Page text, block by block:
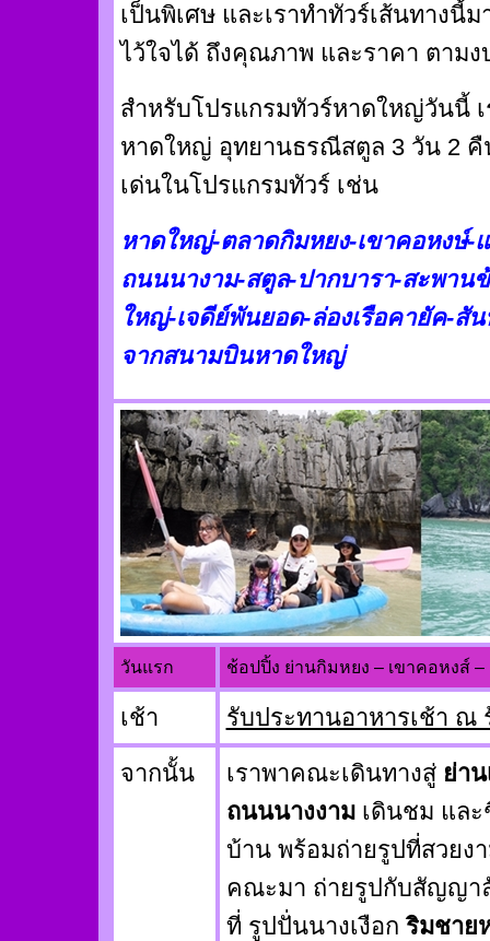
เป็นพิเศษ และเราทำทัวร์เส้นทางนี้
ไว้ใจได้ ถึงคุณภาพ และราคา ตาม
สำหรับโปรแกรมทัวร์หาดใหญ่วันนี้
หาดใหญ่ อุทยานธรณีสตูล 3 วัน 2 คื
เด่นในโปรแกรมทัวร์ เช่น
หาดใหญ่-ตลาดกิมหยง-เขาคอหงษ์-
ถนนนางาม-สตูล-ปากบารา-สะพานข้
ใหญ่-เจดีย์พันยอด-ล่องเรือคายัค-สั
จากสนามบินหาดใหญ่
วันแรก ช้อปปิ้ง ย่านกิมหยง – เขาคอหงส์ –
เช้า รับประทานอาหารเช้า ณ
จากนั้น เราพาคณะเดินทางสู่ ย่าน
ถนนนางงามเดินชม และ
บ้าน พร้อมถ่ายรูปที่สวยง
คณะมา ถ่ายรูปกับสัญญา
ที่ รูปปั่นนางเงือก ริมชาย